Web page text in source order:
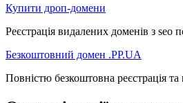
Купити дроп-домени
Реєстрація видалених доменів з seo
Безкоштовний домен .PP.UA
Повністю безкоштовна реєстрація